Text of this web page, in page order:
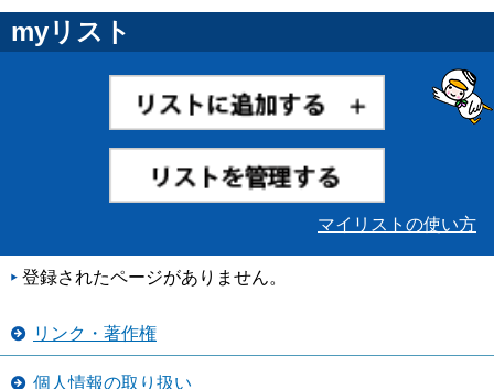
myリスト
マイリストの使い方
登録されたページがありません。
リンク・著作権
個人情報の取り扱い